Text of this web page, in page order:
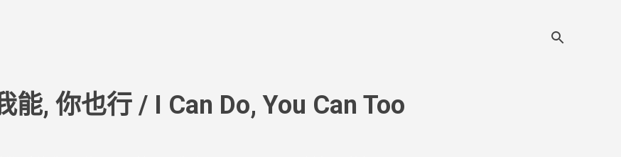
能, 你也行 / I Can Do, You Can Too